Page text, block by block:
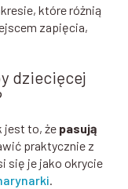
które różnią
zapięcia,
dziecięcej
jest to, że pasują
praktycznie z
się je jako okrycie
.